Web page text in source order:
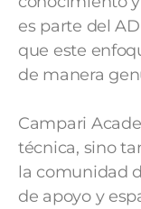
es parte del
que este
de manera
Campari
técnica, sino
la comunidad
de apoyo y